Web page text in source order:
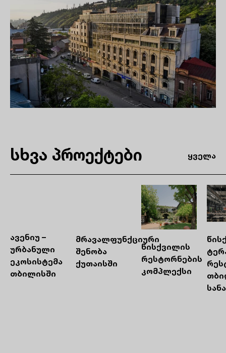
სხვა პროექტები ყველა
ავენიუ –
ურბანული
ეკოსისტემა
თბილისში
მრავალფუნქციური
შენობა
ქუთაისში
წისქვილის
რესტორნების
კომპლექსი